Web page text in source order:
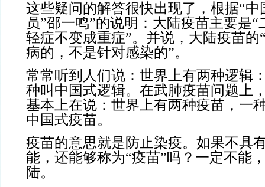
这些疑问的解答很快出现了，根据“
员”邵一鸣”的说明：大陆疫苗主要是“
轻症不变成重症”。并说，大陆疫苗的
病的，不是针对感染的”。
常常听到人们说：世界上有两种逻辑
种叫中国式逻辑。在武肺疫苗问题上
基本上在说：世界上有两种疫苗，一
中国式疫苗。
疫苗的意思就是防止染疫。如果不具
能，还能够称为“疫苗”吗？一定不能
陆。